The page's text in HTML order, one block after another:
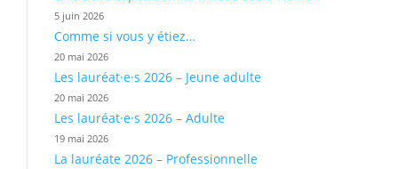
5 juin 2026
Comme si vous y étiez…
20 mai 2026
Les lauréat·e·s 2026 – Jeune adulte
20 mai 2026
Les lauréat·e·s 2026 – Adulte
19 mai 2026
La lauréate 2026 – Professionnelle